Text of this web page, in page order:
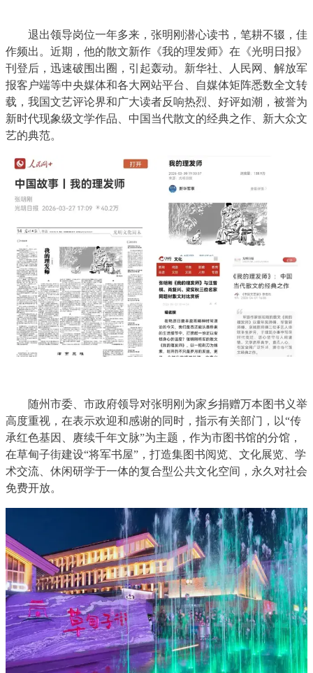
退出领导岗位一年多来，张明刚潜心读书，笔耕不辍，佳
作频出。近期，他的散文新作 《我的理发师》 在《光明日报》
刊登后，迅速破围出圈，引起轰动。新华社、人民网、解放军
报客户端等中央媒体和各大网站平台、自媒体矩阵悉数全文转
载，我国文艺评论界和广大读者反响热烈、好评如潮，被誉为
新时代现象级文学作品、中国当代散文的经典之作、新大众文
艺的典范。
随州市委、市政府领导对张明刚为家乡捐赠万本图书义举
高度重视，在表示欢迎和感谢的同时，指示有关部门，以“传
承红色基因、赓续千年文脉”为主题，作为市图书馆的分馆，
在草甸子街建设“将军书屋”，打造集图书阅览、文化展览、学
术交流、休闲研学于一体的复合型公共文化空间，永久对社会
免费开放。